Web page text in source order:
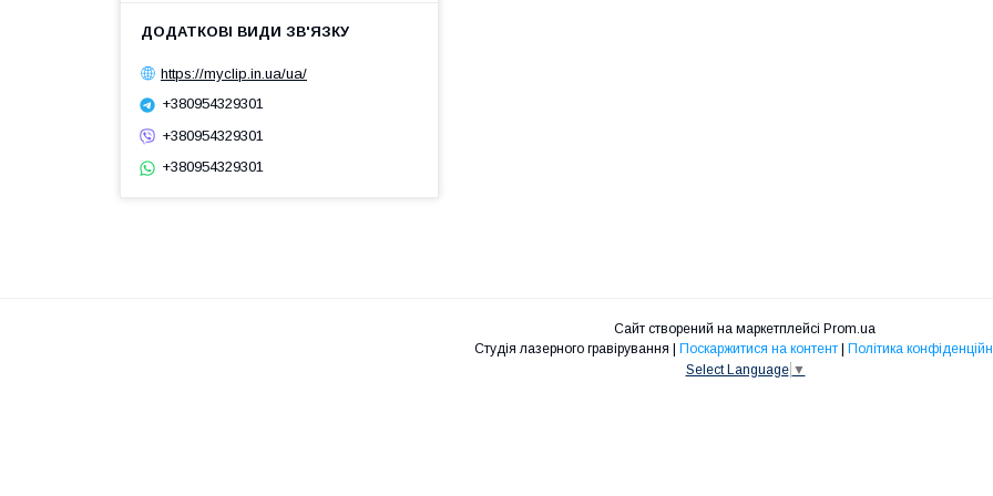
https://myclip.in.ua/ua/
+380954329301
+380954329301
+380954329301
Сайт створений на маркетплейсі Prom.ua
Поскаржитися на контент
Політика
Select Language ▼